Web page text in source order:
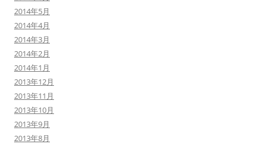
2014年5月
2014年4月
2014年3月
2014年2月
2014年1月
2013年12月
2013年11月
2013年10月
2013年9月
2013年8月